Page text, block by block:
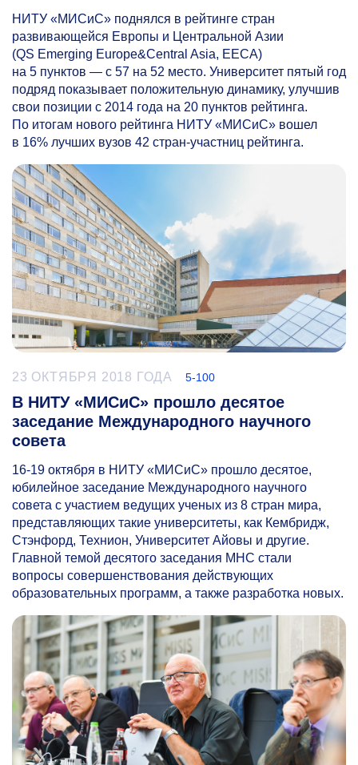
НИТУ «МИСиС» поднялся в рейтинге стран
развивающейся Европы и Центральной Азии
(QS Emerging Europe&Central Asia, EECA)
на 5 пунктов — с 57 на 52 место. Университет пятый год
подряд показывает положительную динамику, улучшив
свои позиции с 2014 года на 20 пунктов рейтинга.
По итогам нового рейтинга НИТУ «МИСиС» вошел
в 16% лучших вузов 42 стран-участниц рейтинга.
23 ОКТЯБРЯ 2018 ГОДА 5-100
В НИТУ «МИСиС» прошло десятое
заседание Международного научного
совета
16-19 октября в НИТУ «МИСиС» прошло десятое,
юбилейное заседание Международного научного
совета с участием ведущих ученых из 8 стран мира,
представляющих такие университеты, как Кембридж,
Стэнфорд, Технион, Университет Айовы и другие.
Главной темой десятого заседания МНС стали
вопросы совершенствования действующих
образовательных программ, а также разработка новых.